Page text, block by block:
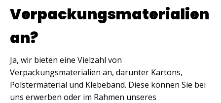
Verpackungsmaterialien
an?
Ja, wir bieten eine Vielzahl von
Verpackungsmaterialien an, darunter Kartons,
Polstermaterial und Klebeband. Diese können Sie bei
uns erwerben oder im Rahmen unseres